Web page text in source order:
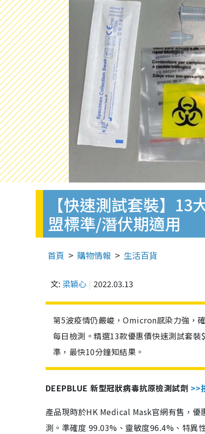
【快速測試套裝】
盟標準/潛伏期適用
首頁 購物情報 生活百貨
文: 梁穎心 2022.03.13
第5波疫情仍嚴峻，Omicron感染力強，
每日檢測。精選13款優惠價快速測試套
準，最快10分鐘知結果。
DEEPBLUE 新型冠狀病毒抗原檢測試劑 >>
產品現時於HK Medical Mask官網有售，
測。準確度 99.03%、靈敏度96.4%、特異